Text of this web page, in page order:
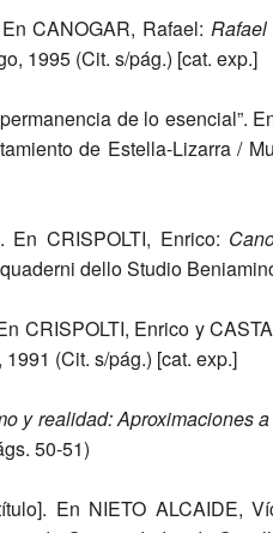
CANOGAR, Rafael:
1995 (Cit. s/pág.) [cat. exp.]
de lo esencial”.
de Estella-Lizarra /
En CRISPOLTI, Enrico:
dello Studio
CRISPOLTI, Enrico y
(Cit. s/pág.) [cat. exp.]
y realidad: Aproximaciones
50-51)
En NIETO ALCAIDE,